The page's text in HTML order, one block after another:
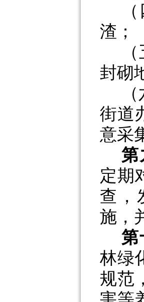
渣；
封砌
街道
意采
第
定期
查，
施，
第
林绿
规范